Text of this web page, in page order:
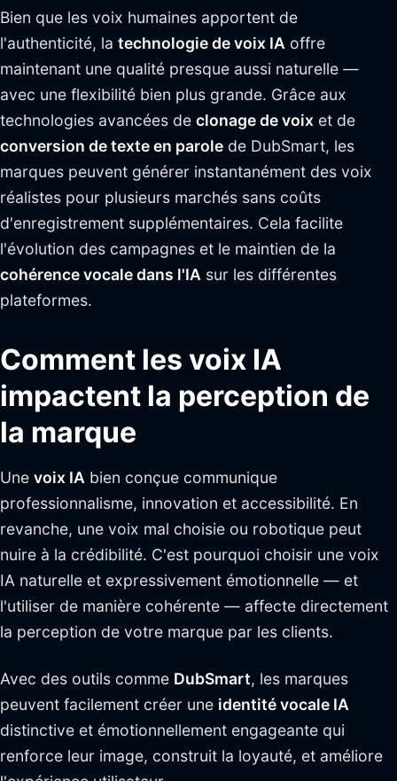
Bien que les voix humaines apportent de
l'authenticité, la technologie de voix IA offre
maintenant une qualité presque aussi naturelle —
avec une flexibilité bien plus grande. Grâce aux
technologies avancées de clonage de voix et de
conversion de texte en parole de DubSmart, les
marques peuvent générer instantanément des voix
réalistes pour plusieurs marchés sans coûts
d'enregistrement supplémentaires. Cela facilite
l'évolution des campagnes et le maintien de la
cohérence vocale dans l'IA sur les différentes
plateformes.
Comment les voix IA
impactent la perception de
la marque
Une voix IA bien conçue communique
professionnalisme, innovation et accessibilité. En
revanche, une voix mal choisie ou robotique peut
nuire à la crédibilité. C'est pourquoi choisir une voix
IA naturelle et expressivement émotionnelle — et
l'utiliser de manière cohérente — affecte directement
la perception de votre marque par les clients.
Avec des outils comme DubSmart, les marques
peuvent facilement créer une identité vocale IA
distinctive et émotionnellement engageante qui
renforce leur image, construit la loyauté, et améliore